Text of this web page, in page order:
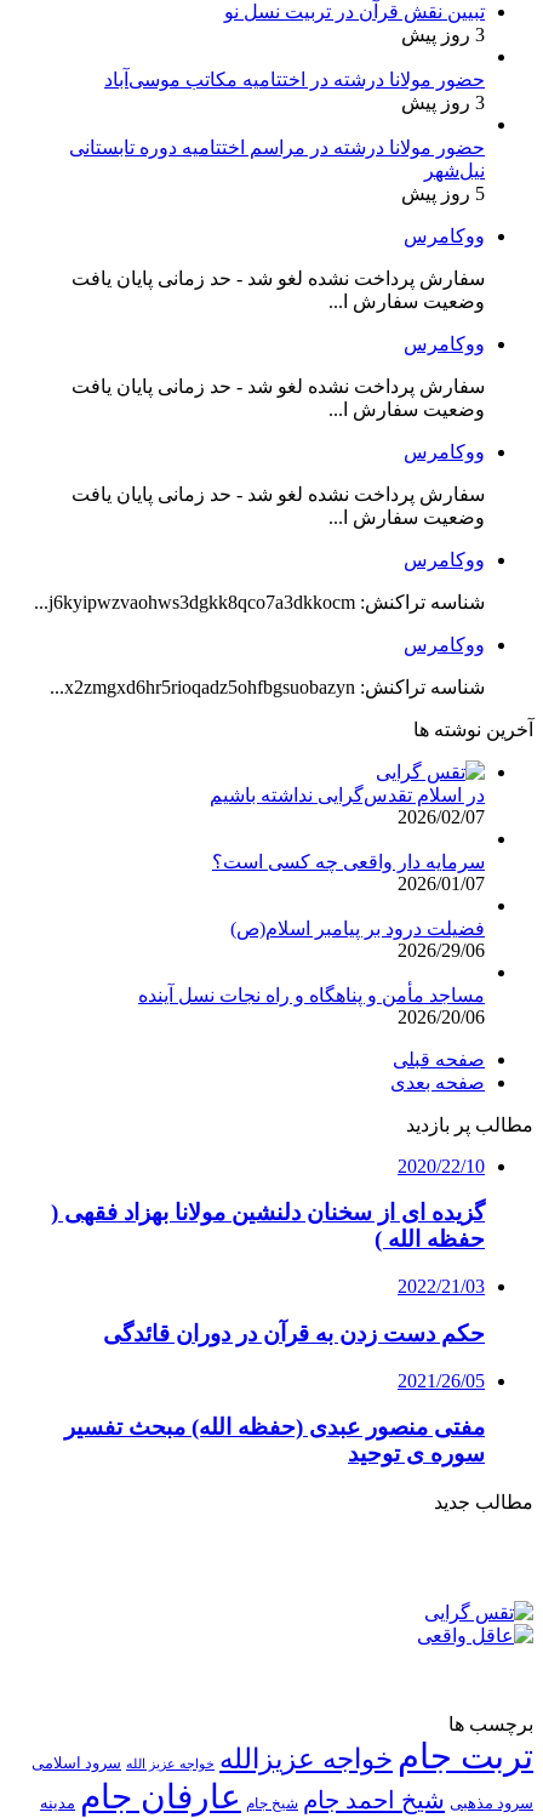
تبیین نقش قرآن در تربیت نسل نو
3 روز پیش
حضور مولانا درشته در اختتامیه مکاتب موسی‌آباد
3 روز پیش
حضور مولانا درشته در مراسم اختتامیه دوره تابستانی
نیل‌شهر
5 روز پیش
ووکامرس
سفارش پرداخت نشده لغو شد - حد زمانی پایان یافت
وضعیت سفارش ا...
ووکامرس
سفارش پرداخت نشده لغو شد - حد زمانی پایان یافت
وضعیت سفارش ا...
ووکامرس
سفارش پرداخت نشده لغو شد - حد زمانی پایان یافت
وضعیت سفارش ا...
ووکامرس
شناسه تراکنش: j6kyipwzvaohws3dgkk8qco7a3dkkocm...
ووکامرس
شناسه تراکنش: x2zmgxd6hr5rioqadz5ohfbgsuobazyn...
آخرین نوشته ها
در اسلام تقدس‌گرایی نداشته باشیم
2026/02/07
سرمایه دار واقعی چه کسی است؟
2026/01/07
فضیلت درود بر پیامبر اسلام(ص)
2026/29/06
مساجد مأمن و پناهگاه و راه نجات نسل آینده
2026/20/06
صفحه قبلی
صفحه بعدی
مطالب پر بازدید
2020/22/10
گزیده ای از سخنان دلنشین مولانا بهزاد فقهی (
حفظه الله )
2022/21/03
حکم دست زدن به قرآن در دوران قائدگی
2021/26/05
مفتی منصور عبدی (حفظه الله) مبحث تفسیر
سوره ی توحید
مطالب جدید
برچسب ها
تربت جام خواجه عزیزالله خواجه عزیز الله سرود اسلامی
سرود مذهبی شیخ احمد جام شیخ جام عارفان جام مدینه